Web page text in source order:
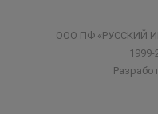
ООО ПФ «РУССКИЙ